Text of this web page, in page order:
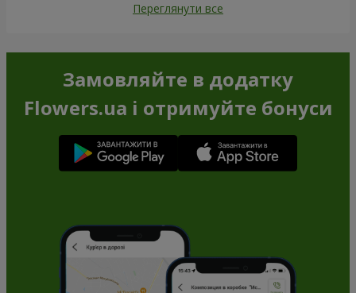
Переглянути все
Замовляйте в додатку
Flowers.ua і отримуйте бонуси